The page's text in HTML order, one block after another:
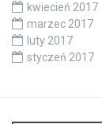
kwiecień 2017
marzec 2017
luty 2017
styczeń 2017